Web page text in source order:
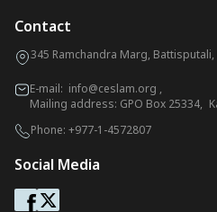
Contact
345 Ramchandra Marg,
E-mail: info@ceslam.org ,
Mailing address: GPO Box 25334,
Phone: +977-1-4572807
Social Media